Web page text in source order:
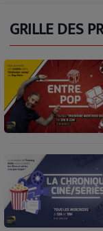
GRILLE DES